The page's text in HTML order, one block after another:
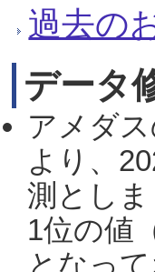
過去の
データ
アメダ
より、
測とし
1位の値
となっ